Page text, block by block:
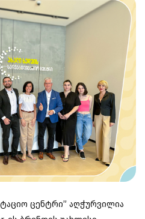
ცენტრი” აღჭურვილია